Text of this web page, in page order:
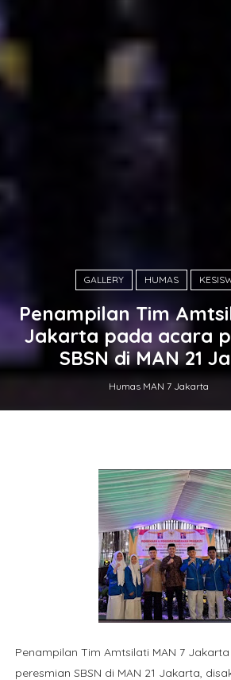
GALLERY HUMAS
Penampilan Tim
Jakarta pada acara
SBSN di MAN 21
Humas MAN 7 Jakarta
Penampilan Tim Amtsilati MAN 7
peresmian SBSN di MAN 21 Jakarta,